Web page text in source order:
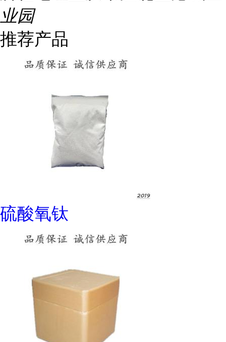
业园
推荐产品
硫酸氧钛